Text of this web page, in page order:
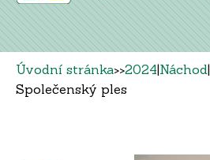
Úvodní stránka>>2024|Náchod|
Společenský ples